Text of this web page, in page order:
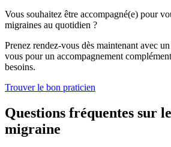
Vous souhaitez être accompagné(e) pour
migraines au quotidien ?
Prenez rendez-vous dès maintenant avec
vous pour un accompagnement
besoins.
Trouver le bon praticien
Questions fréquentes sur
migraine